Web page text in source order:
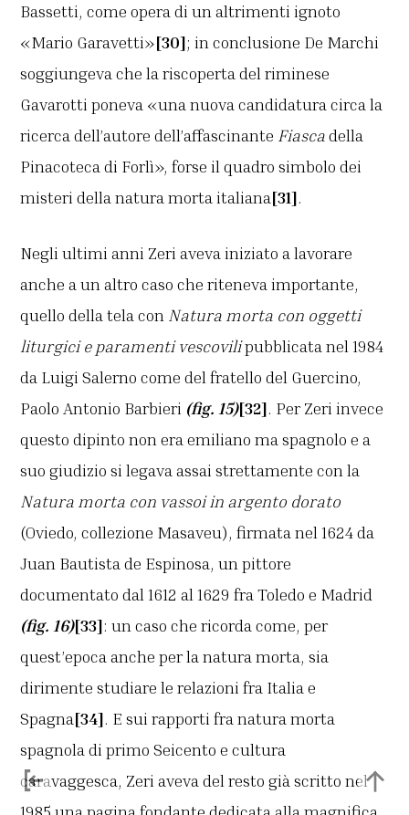
Bassetti, come opera di un altrimenti ignoto
«Mario Garavetti»[30]; in conclusione De Marchi
soggiungeva che la riscoperta del riminese
Gavarotti poneva «una nuova candidatura circa la
ricerca dell’autore dell’affascinante Fiascadella
Pinacoteca di Forlì», forse il quadro simbolo dei
misteri della natura morta italiana[31].
Negli ultimi anni Zeri aveva iniziato a lavorare
anche a un altro caso che riteneva importante,
quello della tela con Natura morta con oggetti
liturgici e paramenti vescovilipubblicata nel 1984
da Luigi Salerno come del fratello del Guercino,
Paolo Antonio Barbieri (fig. 15)[32]. Per Zeri invece
questo dipinto non era emiliano ma spagnolo e a
suo giudizio si legava assai strettamente con la
Natura morta con vassoi in argento dorato
(Oviedo, collezione Masaveu), firmata nel 1624 da
Juan Bautista de Espinosa, un pittore
documentato dal 1612 al 1629 fra Toledo e Madrid
(fig. 16)[33]: un caso che ricorda come, per
quest’epoca anche per la natura morta, sia
dirimente studiare le relazioni fra Italia e
Spagna[34]. E sui rapporti fra natura morta
spagnola di primo Seicento e cultura
caravaggesca, Zeri aveva del resto già scritto nel